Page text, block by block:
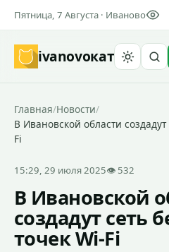
Пятница, 7 Августа · Иваново
ivanovoкат
Главная/Новости/
В Ивановской области
Fi
15:29, 29 июля 2025👁 532
В Ивановской
создадут сеть
точек Wi-Fi